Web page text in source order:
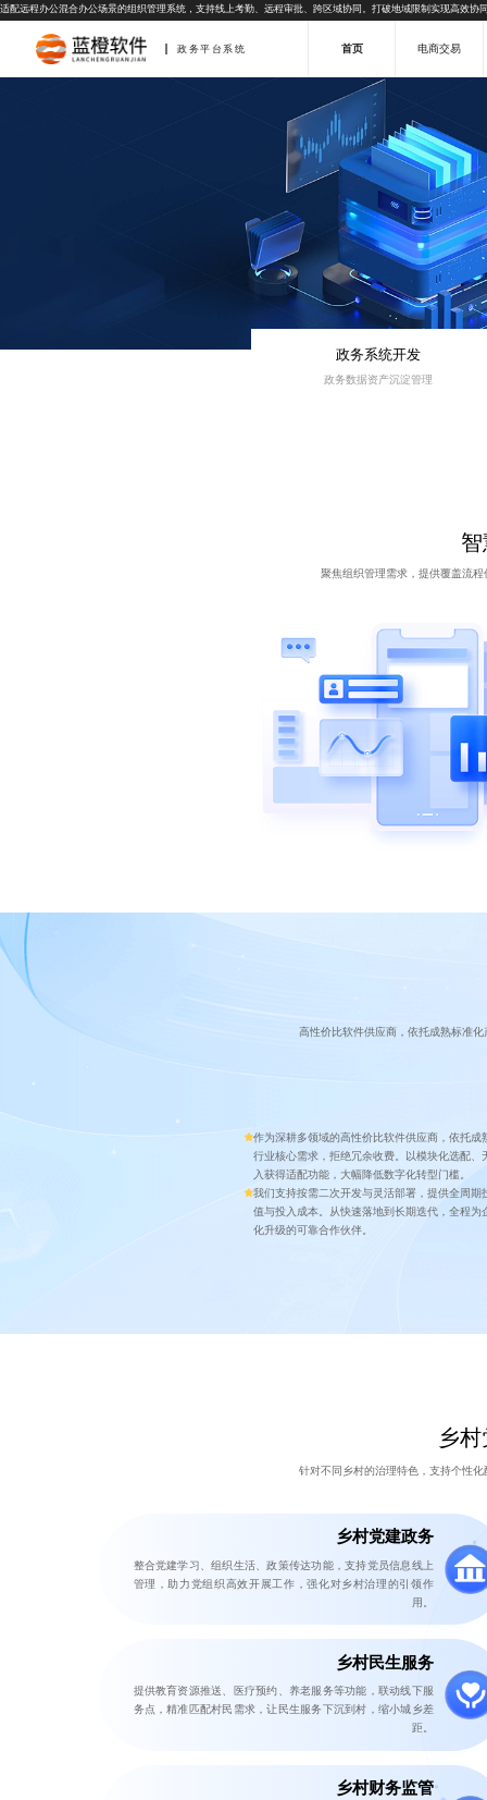
适配远程办公混合办公场景的组织管理系统，支持线上考勤、远程审批、跨区域协同。打破地域限制实现高效协
政务平台系统 首页 电商交易
政务系统开发
政务数据资产沉淀管理
聚焦组织管理需求，提供覆盖流
高性价比软件供应商，依托成熟标准
作为深耕多领域的高性价比软件供应商，依托
行业核心需求，拒绝冗余收费。以模块化选配
入获得适配功能，大幅降低数字化转型门槛。
我们支持按需二次开发与灵活部署，提供全周
值与投入成本。从快速落地到长期迭代，全程
化升级的可靠合作伙伴。
乡
针对不同乡村的治理特色，支持个性
乡村党建政务
整合党建学习、组织生活、政策传达功能，支持党员信息线上
管理，助力党组织高效开展工作，强化对乡村治理的引领作
用。
乡村民生服务
提供教育资源推送、医疗预约、养老服务等功能，联动线下服
务点，精准匹配村民需求，让民生服务下沉到村，缩小城乡差
距。
乡村财务监管